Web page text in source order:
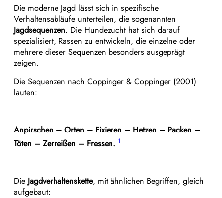
Die moderne Jagd lässt sich in spezifische
Verhaltensabläufe unterteilen, die sogenannten
Jagdsequenzen. Die Hundezucht hat sich darauf
spezialisiert, Rassen zu entwickeln, die einzelne oder
mehrere dieser Sequenzen besonders ausgeprägt
zeigen.
Die Sequenzen nach Coppinger & Coppinger (2001)
lauten:
Anpirschen – Orten – Fixieren – Hetzen – Packen –
Töten – Zerreißen – Fressen. 1
Die Jagdverhaltenskette, mit ähnlichen Begriffen, gleich
aufgebaut: